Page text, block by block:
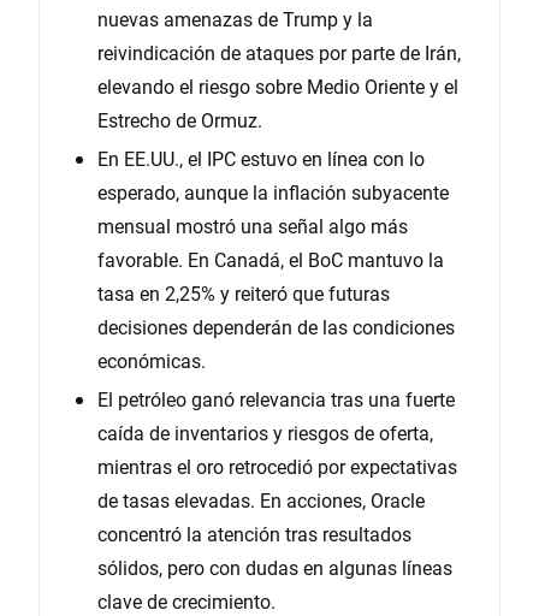
nuevas amenazas de Trump y la
reivindicación de ataques por parte de Irán,
elevando el riesgo sobre Medio Oriente y el
Estrecho de Ormuz.
En EE.UU., el IPC estuvo en línea con lo
esperado, aunque la inflación subyacente
mensual mostró una señal algo más
favorable. En Canadá, el BoC mantuvo la
tasa en 2,25% y reiteró que futuras
decisiones dependerán de las condiciones
económicas.
El petróleo ganó relevancia tras una fuerte
caída de inventarios y riesgos de oferta,
mientras el oro retrocedió por expectativas
de tasas elevadas. En acciones, Oracle
concentró la atención tras resultados
sólidos, pero con dudas en algunas líneas
clave de crecimiento.